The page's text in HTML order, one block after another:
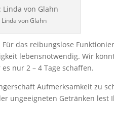
von Glahn
das reibungslose
lebensnotwendig. Wir
nur 2 – 4 Tage schaffen.
Aufmerksamkeit zu
ungeeigneten Getränken lest